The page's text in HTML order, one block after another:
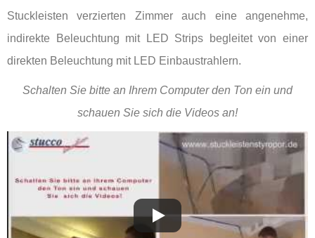
Stuckleisten verzierten Zimmer auch eine angenehme,
indirekte Beleuchtung mit LED Strips begleitet von einer
direkten Beleuchtung mit LED Einbaustrahlern.
Schalten Sie bitte an Ihrem Computer den Ton ein und
schauen Sie sich die Videos an!